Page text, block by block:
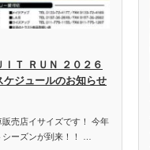
ＩＴ ＲＵＮ ２０２６
ケジュールのお知らせ
売店イサイズです！ 今年
ーズンが到来！！ …